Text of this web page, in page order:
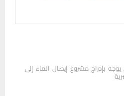
يوجه بإدراج مشروع إيصال الماء إلى